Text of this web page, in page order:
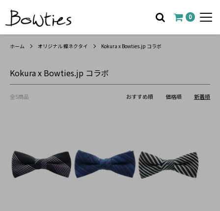
0
ホーム オリジナル 蝶ネクタイ Kokura x Bowties.jp コラボ
Kokura x Bowties.jp コラボ
全5商品 おすすめ順 価格順 新着順